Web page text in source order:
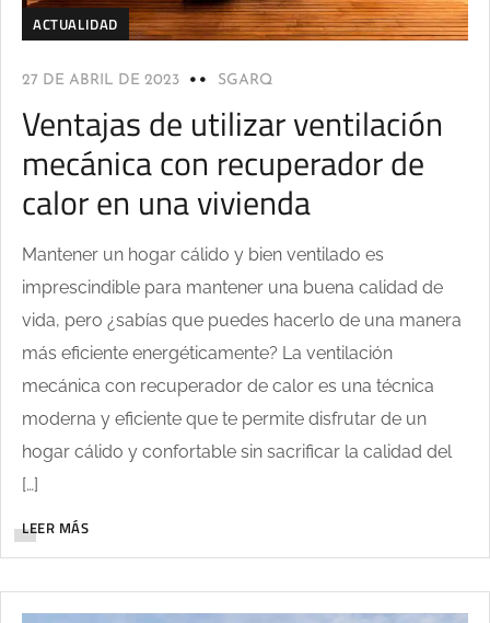
ACTUALIDAD
27 DE ABRIL DE 2023 SGARQ
Ventajas de utilizar ventilación
mecánica con recuperador de
calor en una vivienda
Mantener un hogar cálido y bien ventilado es
imprescindible para mantener una buena calidad de
vida, pero ¿sabías que puedes hacerlo de una manera
más eficiente energéticamente? La ventilación
mecánica con recuperador de calor es una técnica
moderna y eficiente que te permite disfrutar de un
hogar cálido y confortable sin sacrificar la calidad del
[…]
LEER MÁS